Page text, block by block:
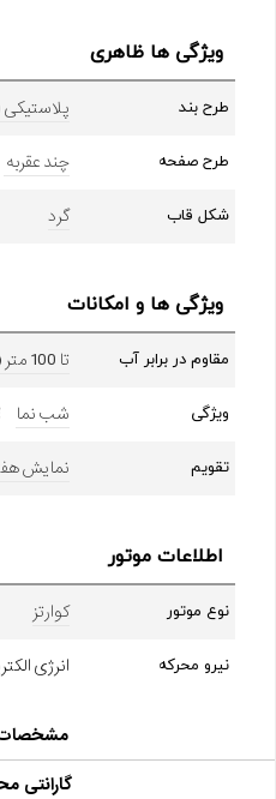
ویژگی ها ظاهری
طرح بند پلاستیکی
طرح صفحه چند عقربه
شکل قاب گرد
ویژگی ها و امکانات
مقاوم در برابر آب تا 100 متر (غواصی کم عمق)
ویژگی شب نما
تقویم نمایش
اطلاعات موتور
نوع موتور کوارتز
نیرو محرکه انرژی
گارانتی